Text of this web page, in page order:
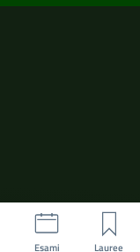
Esami Lauree